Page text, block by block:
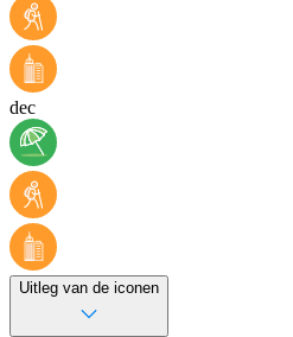
dec
Uitleg van de iconen